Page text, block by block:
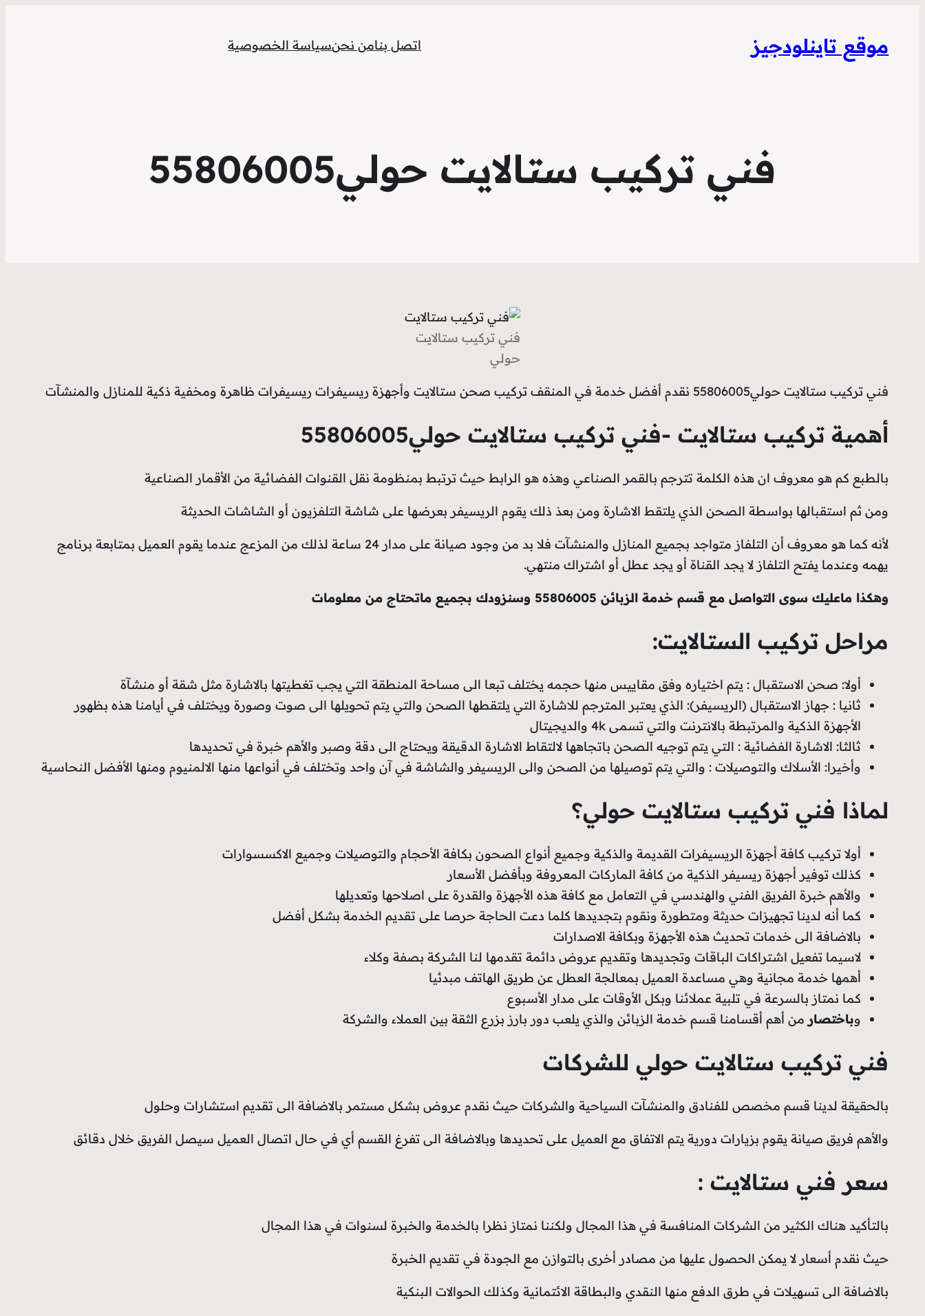
موقع تاينلودجيز اتصل بنامن نحنسياسة الخصوصية
فني تركيب ستالايت حولي55806005
فني تركيب ستالايت
حولي
فني تركيب ستالايت حولي55806005 نقدم أفضل خدمة في المنقف تركيب صحن ستالايت وأجهزة ريسيفرات ريسيفرات ظاهرة ومخفية ذكية للمنازل والمنشآت
أهمية تركيب ستالايت -فني تركيب ستالايت حولي55806005
بالطبع كم هو معروف ان هذه الكلمة تترجم بالقمر الصناعي وهذه هو الرابط حيث ترتبط بمنظومة نقل القنوات الفضائية من الأقمار الصناعية
ومن ثم استقبالها بواسطة الصحن الذي يلتقط الاشارة ومن بعذ ذلك يقوم الريسيفر بعرضها على شاشة التلفزيون أو الشاشات الحديثة
لأنه كما هو معروف أن التلفاز متواجد بجميع المنازل والمنشآت فلا بد من وجود صيانة على مدار 24 ساعة لذلك من المزعج عندما يقوم العميل بمتابعة برنامج
يهمه وعندما يفتح التلفاز لا يجد القناة أو يجد عطل أو اشتراك منتهي.
وهكذا ماعليك سوى التواصل مع قسم خدمة الزبائن 55806005 وسنزودك بجميع ماتحتاج من معلومات
مراحل تركيب الستالايت:
أولا: صحن الاستقبال : يتم اختياره وفق مقاييس منها حجمه يختلف تبعا الى مساحة المنطقة التي يجب تغطيتها بالاشارة مثل شقة أو منشآة
ثانيا : جهاز الاستقبال (الريسيفر): الذي يعتبر المترجم للاشارة التي يلتقطها الصحن والتي يتم تحويلها الى صوت وصورة ويختلف في أيامنا هذه بظهور
الأجهزة الذكية والمرتبطة بالانترنت والتي تسمى 4k والديجيتال
ثالثا: الاشارة الفضائية : التي يتم توجيه الصحن باتجاهها لالتقاط الاشارة الدقيقة ويحتاج الى دقة وصبر والأهم خبرة في تحديدها
وأخيرا: الأسلاك والتوصيلات : والتي يتم توصيلها من الصحن والى الريسيفر والشاشة في آن واحد وتختلف في أنواعها منها الالمنيوم ومنها الأفضل النحاسية
لماذا فني تركيب ستالايت حولي؟
أولا تركيب كافة أجهزة الريسيفرات القديمة والذكية وجميع أنواع الصحون بكافة الأحجام والتوصيلات وجميع الاكسسوارات
كذلك توفير أجهزة ريسيفر الذكية من كافة الماركات المعروفة وبأفضل الأسعار
والأهم خبرة الفريق الفني والهندسي في التعامل مع كافة هذه الأجهزة والقدرة على اصلاحها وتعديلها
كما أنه لدينا تجهيزات حديثة ومتطورة ونقوم بتجديدها كلما دعت الحاجة حرصا على تقديم الخدمة بشكل أفضل
بالاضافة الى خدمات تحديث هذه الأجهزة وبكافة الاصدارات
لاسيما تفعيل اشتراكات الباقات وتجديدها وتقديم عروض دائمة تقدمها لنا الشركة بصفة وكلاء
أهمها خدمة مجانية وهي مساعدة العميل بمعالجة العطل عن طريق الهاتف مبدئيا
كما نمتاز بالسرعة في تلبية عملائنا وبكل الأوقات على مدار الأسبوع
وباختصار من أهم أقسامنا قسم خدمة الزبائن والذي يلعب دور بارز بزرع الثقة بين العملاء والشركة
فني تركيب ستالايت حولي للشركات
بالحقيقة لدينا قسم مخصص للفنادق والمنشآت السياحية والشركات حيث نقدم عروض بشكل مستمر بالاضافة الى تقديم استشارات وحلول
والأهم فريق صيانة يقوم بزيارات دورية يتم الاتفاق مع العميل على تحديدها وبالاضافة الى تفرغ القسم أي في حال اتصال العميل سيصل الفريق خلال دقائق
سعر فني ستالايت :
بالتأكيد هناك الكثير من الشركات المنافسة في هذا المجال ولكننا نمتاز نظرا بالخدمة والخبرة لسنوات في هذا المجال
حيث نقدم أسعار لا يمكن الحصول عليها من مصادر أخرى بالتوازن مع الجودة في تقديم الخبرة
بالاضافة الى تسهيلات في طرق الدفع منها النقدي والبطاقة الائتمانية وكذلك الحوالات البنكية